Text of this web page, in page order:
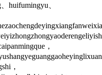
huifumingyu、
，
，